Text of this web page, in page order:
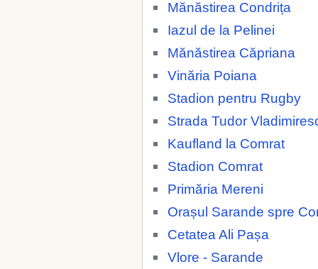
Mănăstirea Condrița
Iazul de la Pelinei
Mănăstirea Căpriana
Vinăria Poiana
Stadion pentru Rugby
Strada Tudor
Kaufland la Comrat
Stadion Comrat
Primăria Mereni
Orașul Sarande spre
Cetatea Ali Pașa
Vlore - Sarande